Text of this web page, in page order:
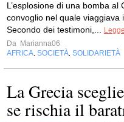
L’esplosione di una bomba
convoglio nel quale
Secondo dei testimoni,...
Da Marianna06
AFRICA SOCIETÀ SOLIDARIETÀ
La Grecia
se rischia il